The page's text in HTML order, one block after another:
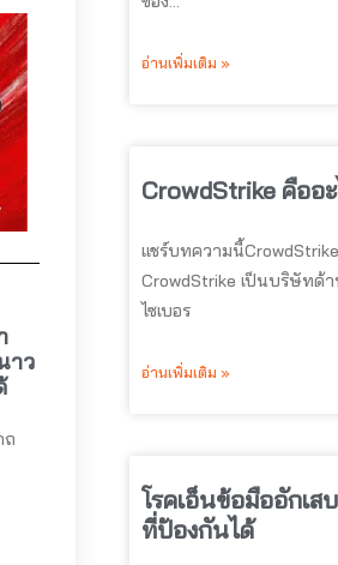
าว
ถ
อ่านเพิ่มเติม »
CrowdStrike คืออะ
แชร์บทความนี้
CrowdStrike เป็นบริษัทด้
ไซเบอร
อ่านเพิ่มเติม »
โรคเอ็นข้อมืออักเส
ที่ป้องกันได้